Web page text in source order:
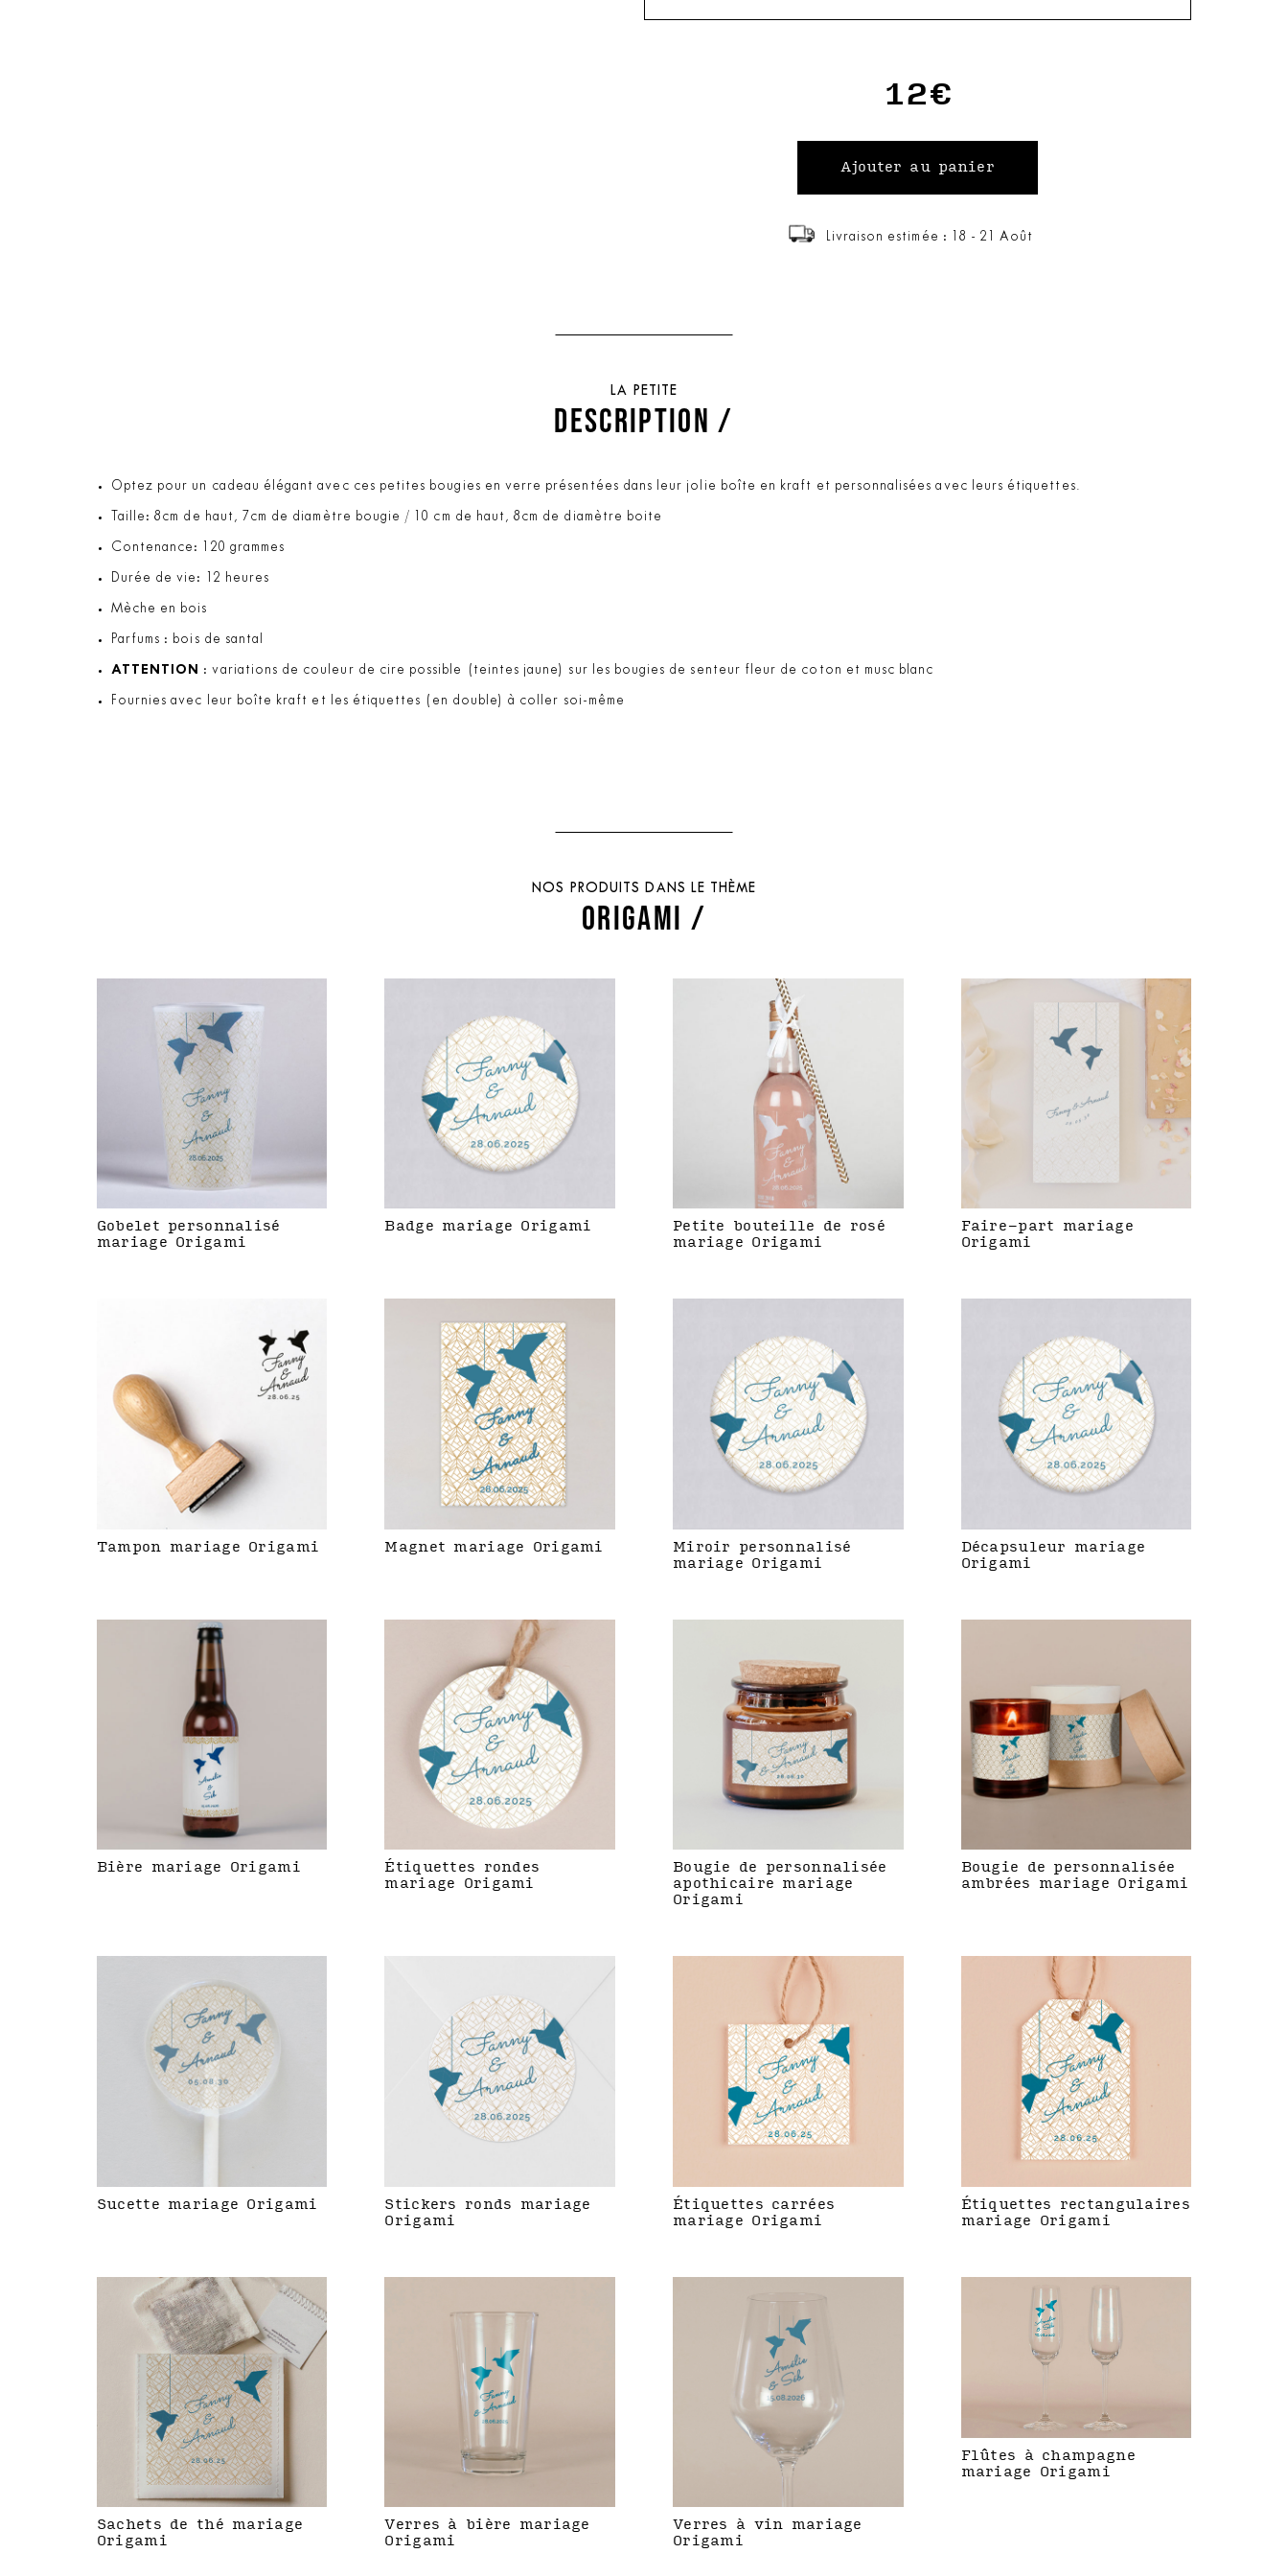
12€
Livraison estimée : 18 - 21 Août
LA PETITE
DESCRIPTION /
Optez pour un cadeau élégant avec ces petites bougies en verre présentées dans leur jolie boîte en kraft et personnalisées avec leurs étiquettes.
Taille: 8cm de haut, 7cm de diamètre bougie / 10 cm de haut, 8cm de diamètre boite
Contenance: 120 grammes
Durée de vie: 12 heures
Mèche en bois
Parfums : bois de santal
ATTENTION : variations de couleur de cire possible (teintes jaune) sur les bougies de senteur fleur de coton et musc blanc
Fournies avec leur boîte kraft et les étiquettes (en double) à coller soi-même
NOS PRODUITS DANS LE THÈME
ORIGAMI /
Gobelet personnalisé
mariage Origami
Badge mariage Origami
Petite bouteille de rosé
mariage Origami
Faire-part mariage
Origami
Tampon mariage Origami Magnet mariage Origami
Miroir personnalisé
mariage Origami
Décapsuleur mariage
Origami
Bière mariage Origami
Étiquettes rondes
mariage Origami
Bougie de personnalisée
apothicaire mariage
Origami
Bougie de personnalisée
ambrées mariage Origami
Sucette mariage Origami
Stickers ronds mariage
Origami
Étiquettes carrées
mariage Origami
Étiquettes rectangulaires
mariage Origami
Sachets de thé mariage
Origami
Verres à bière mariage
Origami
Verres à vin mariage
Origami
Flûtes à champagne
mariage Origami